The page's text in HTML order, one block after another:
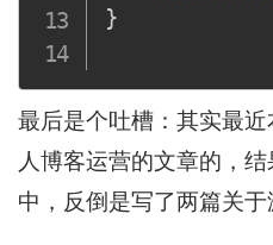
}
最后是个吐槽：其实最
人博客运营的文章的，
中，反倒是写了两篇关